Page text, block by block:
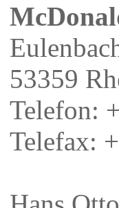
53359
Telefon:
Telefax: +